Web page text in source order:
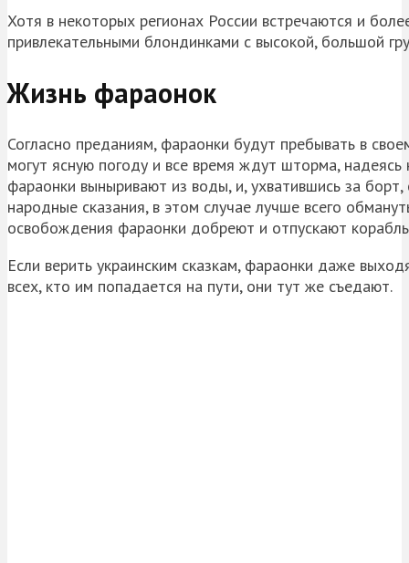
Хотя в некоторых регионах России встречаются и
привлекательными блондинками с высокой, большой
Жизнь фараонок
Согласно преданиям, фараонки будут пребывать в
могут ясную погоду и все время ждут шторма, надеясь
фараонки выныривают из воды, и, ухватившись за
народные сказания, в этом случае лучше всего
освобождения фараонки добреют и отпускают
Если верить украинским сказкам, фараонки даже
всех, кто им попадается на пути, они тут же съедают.